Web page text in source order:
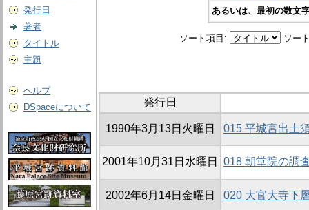
発行日
著者
タイトル
主題
ヘルプ
DSpaceについて
あるいは、最初の数文
ソート項目: ソー
発行日
1990年3月13日火曜日 015 平城宮出土
2001年10月31日水曜日 018 朝堂院の調
2002年6月14日金曜日 020 大官大寺下